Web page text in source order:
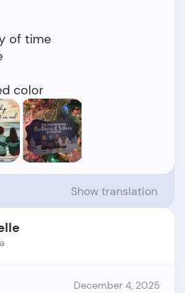
of time
color
Show translation
December 4, 2025